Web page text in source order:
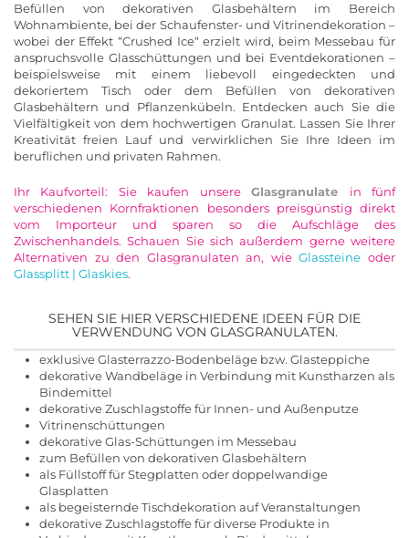
Befüllen von dekorativen Glasbehältern im Bereich
Wohnambiente, bei der Schaufenster- und Vitrinendekoration –
wobei der Effekt “Crushed Ice“ erzielt wird, beim Messebau für
anspruchsvolle Glasschüttungen und bei Eventdekorationen –
beispielsweise mit einem liebevoll eingedeckten und
dekoriertem Tisch oder dem Befüllen von dekorativen
Glasbehältern und Pflanzenkübeln. Entdecken auch Sie die
Vielfältigkeit von dem hochwertigen Granulat. Lassen Sie Ihrer
Kreativität freien Lauf und verwirklichen Sie Ihre Ideen im
beruflichen und privaten Rahmen.
Ihr Kaufvorteil: Sie kaufen unsereGlasgranulate in fünf
verschiedenen Kornfraktionen besonders preisgünstig direkt
vom Importeur und sparen so die Aufschläge des
Zwischenhandels. Schauen Sie sich außerdem gerne weitere
Alternativen zu den Glasgranulaten an, wieGlassteine oder
Glassplitt | Glaskies.
SEHEN SIE HIER VERSCHIEDENE IDEEN FÜR DIE
VERWENDUNG VON GLASGRANULATEN.
exklusive Glasterrazzo-Bodenbeläge bzw. Glasteppiche
dekorative Wandbeläge in Verbindung mit Kunstharzen als
Bindemittel
dekorative Zuschlagstoffe für Innen- und Außenputze
Vitrinenschüttungen
dekorative Glas-Schüttungen im Messebau
zum Befüllen von dekorativen Glasbehältern
als Füllstoff für Stegplatten oder doppelwandige
Glasplatten
als begeisternde Tischdekoration auf Veranstaltungen
dekorative Zuschlagstoffe für diverse Produkte in